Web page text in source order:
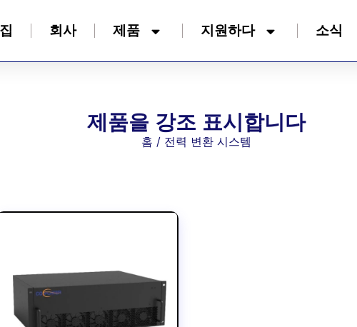
집 회사 제품 지원하다 소식
제품을 강조 표시합니다
홈 / 전력 변환 시스템